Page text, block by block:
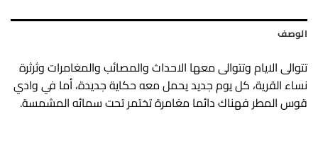
الوصف
تتوالى الايام وتتوالى معها الاحداث والمصائب والمغامرات وثرثرة
نساء القرية، كل يوم جديد يحمل معه حكاية جديدة، أما في وادي
قوس المطر فهناك دائما مغامرة تختمر تحت سمائه المشمسة.